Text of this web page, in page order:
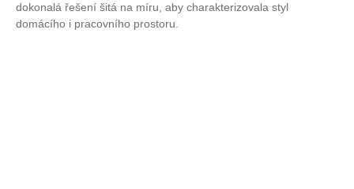
dokonalá řešení šitá na míru, aby charakterizovala styl
domácího i pracovního prostoru.